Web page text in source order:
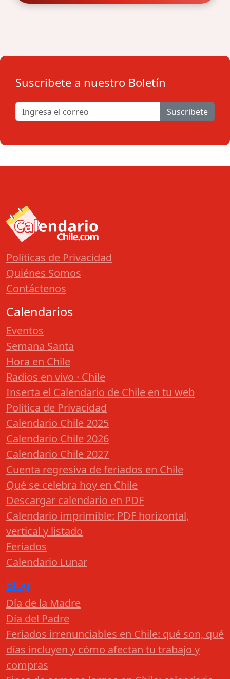
Suscribete a nuestro Boletín
Suscribete
Políticas de Privacidad
Quiénes Somos
Contáctenos
Calendarios
Eventos
Semana Santa
Hora en Chile
Radios en vivo · Chile
Inserta el Calendario de Chile en tu web
Política de Privacidad
Calendario Chile 2025
Calendario Chile 2026
Calendario Chile 2027
Cuenta regresiva de feriados en Chile
Qué se celebra hoy en Chile
Descargar calendario en PDF
Calendario imprimible: PDF horizontal,
vertical y listado
Feriados
Calendario Lunar
Blog
Día de la Madre
Día del Padre
Feriados irrenunciables en Chile: qué son, qué
días incluyen y cómo afectan tu trabajo y
compras